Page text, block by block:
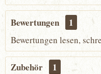
Bewertungen 1
Bewertungen lesen,
Zubehör 1